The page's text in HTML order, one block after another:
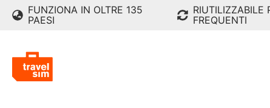
FUNZIONA IN OLTRE 135
PAESI
RIUTILIZZABILE
FREQUENTI